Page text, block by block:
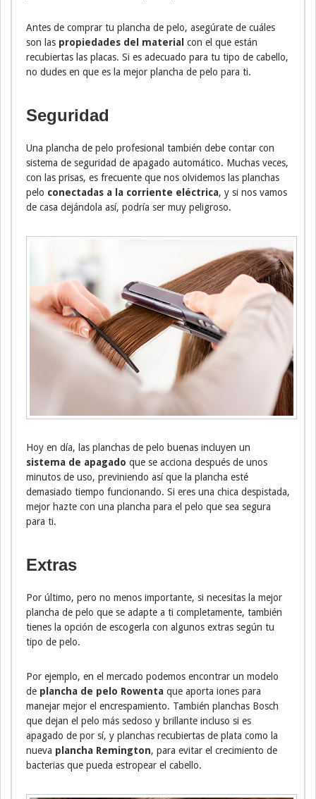
Antes de comprar tu plancha de pelo, asegúrate de cuáles
son las propiedades del material con el que están
recubiertas las placas. Si es adecuado para tu tipo de cabello,
no dudes en que es la mejor plancha de pelo para ti.
Seguridad
Una plancha de pelo profesional también debe contar con
sistema de seguridad de apagado automático. Muchas veces,
con las prisas, es frecuente que nos olvidemos las planchas
pelo conectadas a la corriente eléctrica, y si nos vamos
de casa dejándola así, podría ser muy peligroso.
Hoy en día, las planchas de pelo buenas incluyen un
sistema de apagado que se acciona después de unos
minutos de uso, previniendo así que la plancha esté
demasiado tiempo funcionando. Si eres una chica despistada,
mejor hazte con una plancha para el pelo que sea segura
para ti.
Extras
Por último, pero no menos importante, si necesitas la mejor
plancha de pelo que se adapte a ti completamente, también
tienes la opción de escogerla con algunos extras según tu
tipo de pelo.
Por ejemplo, en el mercado podemos encontrar un modelo
de plancha de pelo Rowenta que aporta iones para
manejar mejor el encrespamiento. También planchas Bosch
que dejan el pelo más sedoso y brillante incluso si es
apagado de por sí, y planchas recubiertas de plata como la
nueva plancha Remington, para evitar el crecimiento de
bacterias que pueda estropear el cabello.